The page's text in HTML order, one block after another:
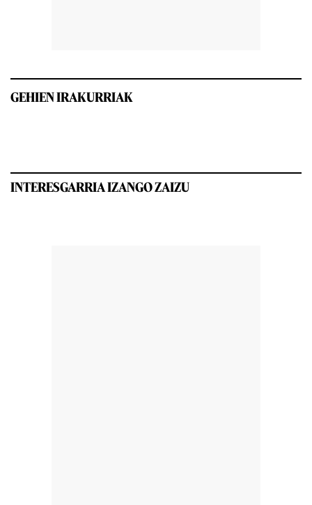
GEHIEN IRAKURRIAK
INTERESGARRIA IZANGO ZAIZU